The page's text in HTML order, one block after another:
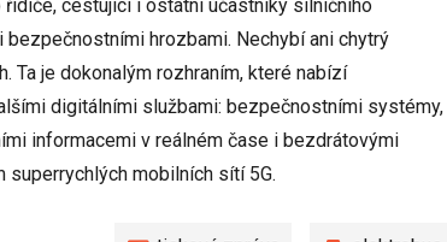
cestující i ostatní účastníky silničního
hrozbami. Nechybí ani chytrý
Ta je dokonalým rozhraním, které nabízí
digitálními službami: bezpečnostními systémy,
informacemi v reálném čase i bezdrátovými
mobilních sítí 5G.